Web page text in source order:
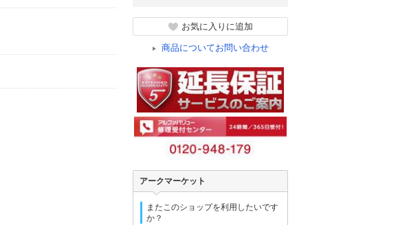
お気に入りに追加
商品についてお問い合わせ
アークマーケット
またこのショップを利用したいです
か？